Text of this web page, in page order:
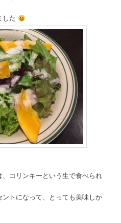
した
、コリンキーという生で食べられ
トになって、とっても美味しか